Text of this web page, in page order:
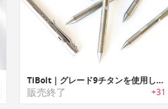
TiBolt｜グレード9チタンを使用したボルトアクションペンシル「タイボルト」
販売終了 +31